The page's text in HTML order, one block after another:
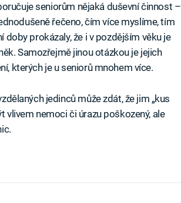
seniorům nějaká duševní činnost –
řečeno, čím více myslíme, tím
doby prokázaly, že i v pozdějším věku je
Samozřejmě jinou otázkou je jejich
kterých je u seniorů mnohem více.
jedinců může zdát, že jim „kus
vlivem nemoci či úrazu poškozený, ale